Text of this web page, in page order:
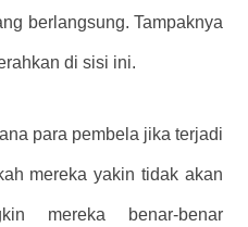
berlangsung. Tampaknya
di sisi ini.
para pembela jika terjadi
mereka yakin tidak akan
mereka benar-benar